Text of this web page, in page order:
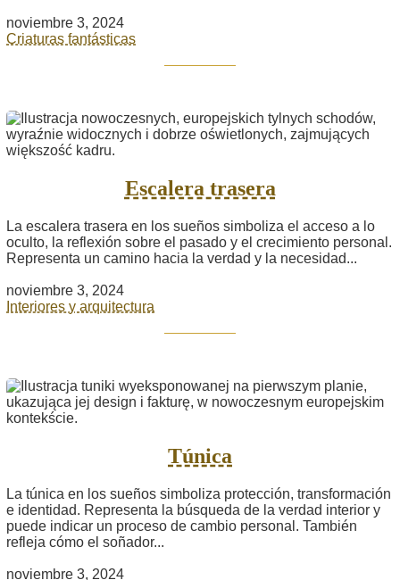
noviembre 3, 2024
Criaturas fantásticas
Escalera trasera
La escalera trasera en los sueños simboliza el acceso a lo
oculto, la reflexión sobre el pasado y el crecimiento personal.
Representa un camino hacia la verdad y la necesidad...
noviembre 3, 2024
Interiores y arquitectura
Túnica
La túnica en los sueños simboliza protección, transformación
e identidad. Representa la búsqueda de la verdad interior y
puede indicar un proceso de cambio personal. También
refleja cómo el soñador...
noviembre 3, 2024